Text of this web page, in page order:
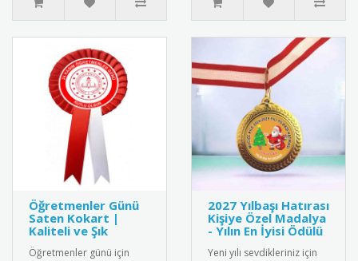
Öğretmenler Günü
Saten Kokart |
Kaliteli ve Şık
Öğretmenler günü için
2027 Yılbaşı Hatırası
Kişiye Özel Madalya
- Yılın En İyisi Ödülü
Yeni yılı sevdikleriniz için